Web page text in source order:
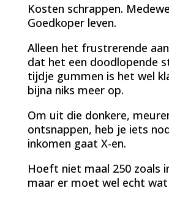
Kosten schrappen.
Goedkoper leven.
Alleen het frustrerende
dat het een doodlopende
tijdje gummen is het wel
bijna niks meer op.
Om uit die donkere,
ontsnappen, heb je iets
inkomen gaat X-en.
Hoeft niet maal 250 zoals
maar er moet wel echt